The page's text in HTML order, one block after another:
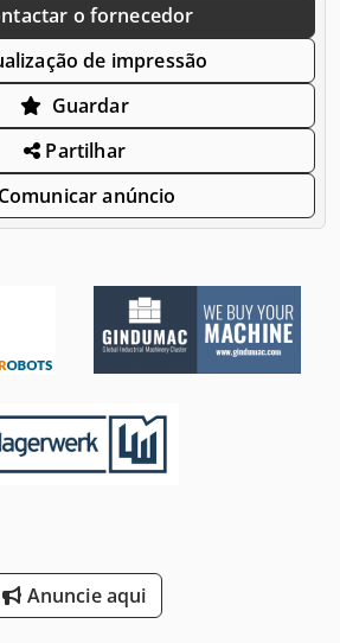
o fornecedor
de impressão
Guardar
Partilhar
Comunicar anúncio
Anuncie aqui